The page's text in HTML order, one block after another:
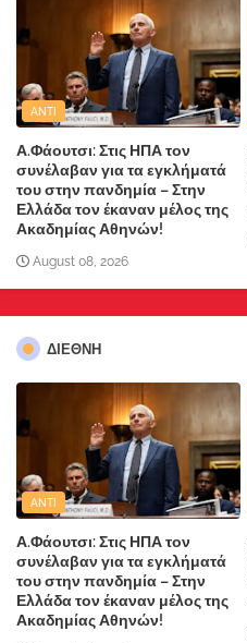
ANTI
Α.Φάουτσι: Στις ΗΠΑ τον
συνέλαβαν για τα εγκλήματά
του στην πανδημία – Στην
Ελλάδα τον έκαναν μέλος της
Ακαδημίας Αθηνών!
August 08, 2026
ΔΙΕΘΝΗ
ANTI
Α.Φάουτσι: Στις ΗΠΑ τον
συνέλαβαν για τα εγκλήματά
του στην πανδημία – Στην
Ελλάδα τον έκαναν μέλος της
Ακαδημίας Αθηνών!